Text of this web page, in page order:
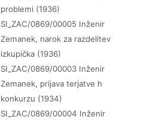
problemi (1936)
SI_ZAC/0869/00005 Inženir
Zemanek, narok za razdelitev
izkupička (1936)
SI_ZAC/0869/00003 Inženir
Zemanek, prijava terjatve h
konkurzu (1934)
SI_ZAC/0869/00004 Inženir